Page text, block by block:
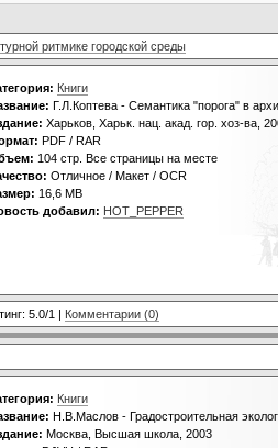
ритмике городской среды
Книги
Г.Л.Коптева - Семантика "порога" в
Харьков, Харьк. нац. акад. гор. хоз-ва,
PDF / RAR
104 стр. Все страницы на месте
Отличное / Макет / OCR
16,6 MB
добавил: HOT_PEPPER
5.0/1 | Комментарии (0)
Книги
Н.В.Маслов - Градостроительная
Москва, Высшая школа, 2003